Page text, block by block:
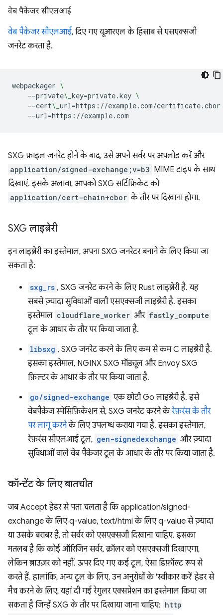
वेब पैकेजर सीएलआई
वेब पैकेजर सीएलआई, दिए गए यूआरएल के हिसाब से एसएक्सजी
जनरेट करता है.
webpackager \
--private\_ key=private.key \
--cert\_ url=https://example.com/certificate.cbor
--url=
SXG फ़ाइल जनरेट होने के बाद, उसे अपने सर्वर पर अपलोड करें और
application/signed-exchange;v=b3 MIME टाइप के साथ
दिखाएं. इसके अलावा, आपको SXG सर्टिफ़िकेट को
application/cert-chain+cbor के तौर पर दिखाना होगा.
SXG लाइब्रेरी
इन लाइब्रेरी का इस्तेमाल, अपना SXG जनरेटर बनाने के लिए किया जा
सकता है:
sxg_rs , SXG जनरेट करने के लिए Rust लाइब्रेरी है. यह
सबसे ज़्यादा सुविधाओं वाली एसएक्सजी लाइब्रेरी है. इसका
इस्तेमाल cloudflare_worker और fastly_compute
टूल के आधार के तौर पर किया जाता है.
libsxg , SXG जनरेट करने के लिए कम से कम C लाइब्रेरी है.
इसका इस्तेमाल, NGINX SXG मॉड्यूल और Envoy SXG
फ़िल्टर के आधार के तौर पर किया जाता है.
go/signed-exchange एक छोटी Go लाइब्रेरी है. इसे
वेबपैकेज स्पेसिफ़िकेशन से, SXG जनरेट करने केरेफ़रंस के तौर
पर लागू करनेके लिए उपलब्ध कराया गया है. इसका इस्तेमाल,
रेफ़रंस सीएलआई टूल, gen-signedexchange और ज़्यादा
सुविधाओं वाले वेब पैकेजर टूल के आधार के तौर पर किया जाता है.
कॉन्टेंट के लिए बातचीत
जब Accept हेडर से पता चलता है कि application/signed-
exchange के लिए q-value, text/html के लिए q-value से ज़्यादा
या उसके बराबर है, तो सर्वर को एसएक्सजी दिखाना चाहिए. इसका
मतलब है कि कोई ऑरिजिन सर्वर, क्रॉलर को एसएक्सजी दिखाएगा,
लेकिन ब्राउज़र को नहीं. ऊपर दिए गए कई टूल, ऐसा डिफ़ॉल्ट रूप से
करते हैं. हालांकि, अन्य टूल के लिए, उन अनुरोधों के 'स्वीकार करें' हेडर से
मैच करने के लिए, यहां दी गई रेगुलर एक्सप्रेशन का इस्तेमाल किया जा
सकता है जिन्हें SXG के तौर पर दिखाया जाना चाहिए: http